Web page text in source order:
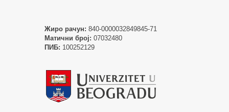
Жиро рачун: 840-0000032849845-71
Матични број: 07032480
ПИБ: 100252129